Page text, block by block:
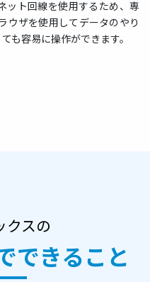
ット回線を使用するため、専
ウザを使用してデータのやり
も容易に操作ができます。
クスの
できること